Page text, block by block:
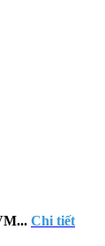
Chi tiết